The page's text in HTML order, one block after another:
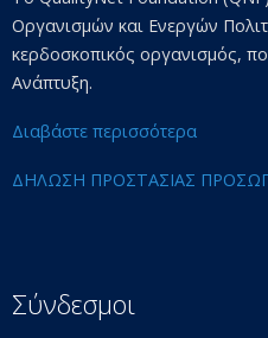
Οργανισμών και Ενεργών
κερδοσκοπικός οργανισμός,
Ανάπτυξη.
Διαβάστε περισσότερα
ΔΗΛΩΣΗ ΠΡΟΣΤΑΣΙΑΣ
Σύνδεσμοι